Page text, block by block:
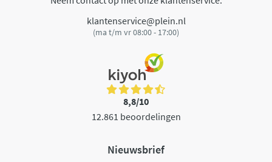
klantenservice@plein.nl
(ma t/m vr 08:00 - 17:00)
8,8/10
12.861 beoordelingen
Nieuwsbrief